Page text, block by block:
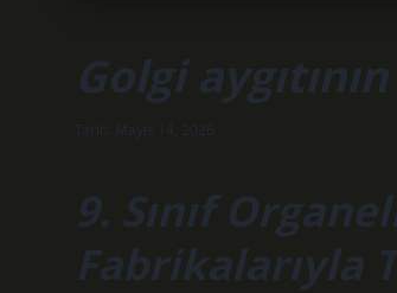
Golgi
Tarih: Mayıs 14, 2026
9. Sınıf
Fabrikalarıyla